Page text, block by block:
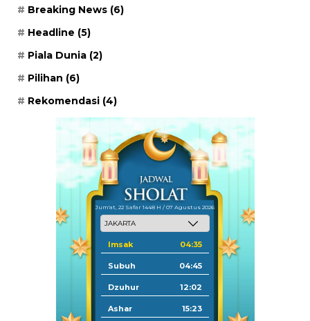
Breaking News (6)
Headline (5)
Piala Dunia (2)
Pilihan (6)
Rekomendasi (4)
Jum'at, 22 Safar 1448 H / 07 Agustus 2026
Imsak 04:35
Subuh 04:45
Dzuhur 12:02
Ashar 15:23